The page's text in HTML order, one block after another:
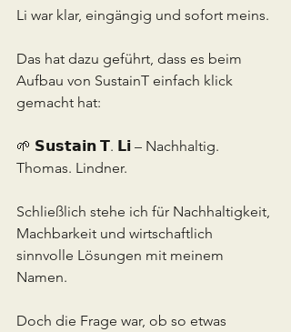
Li war klar, eingängig und sofort meins.
Das hat dazu geführt, dass es beim
Aufbau von SustainT einfach klick
gemacht hat:
🌱 𝗦𝘂𝘀𝘁𝗮𝗶𝗻 𝗧. 𝗟𝗶 – Nachhaltig.
Thomas. Lindner.
Schließlich stehe ich für Nachhaltigkeit,
Machbarkeit und wirtschaftlich
sinnvolle Lösungen mit meinem
Namen.
Doch die Frage war, ob so etwas